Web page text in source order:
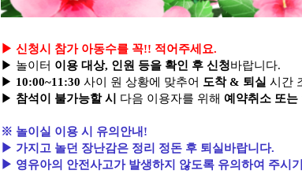
▶ 신청시 참가 아동수를 꼭!! 적어주세요.
▶ 놀이터 이용 대상, 인원 등을 확인 후 신청바랍니다.
▶ 10:00~11:30 사이 원 상황에 맞추어 도착 & 퇴실 시간
▶ 참석이 불가능할 시 다음 이용자를 위해 예약취소 또는
※ 놀이실 이용 시 유의안내!
▶ 가지고 놀던 장난감은 정리 정돈 후 퇴실바랍니다.
▶ 영유아의 안전사고가 발생하지 않도록 유의하여 주시